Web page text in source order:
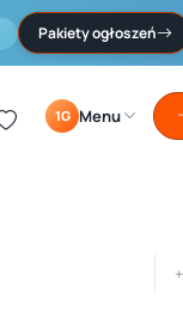
Pakiety ogłoszeń
1G Menu